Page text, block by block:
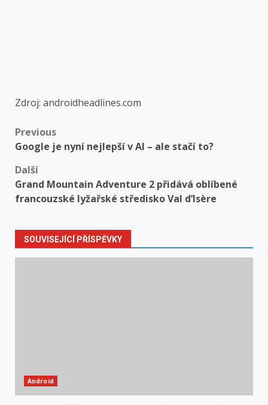
Zdroj: androidheadlines.com
Post
navigation
Previous
Google je nyní nejlepší v AI – ale stačí to?
Další
Grand Mountain Adventure 2 přidává oblíbené
francouzské lyžařské středisko Val d’Isère
SOUVISEJÍCÍ PŘÍSPĚVKY
Android